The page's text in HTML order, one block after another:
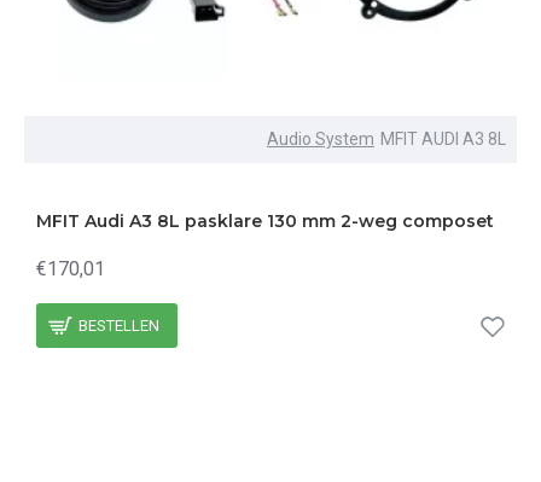
Audio System MFIT AUDI A3 8L
MFIT Audi A3 8L pasklare 130 mm 2-weg composet
€170,01
BESTELLEN